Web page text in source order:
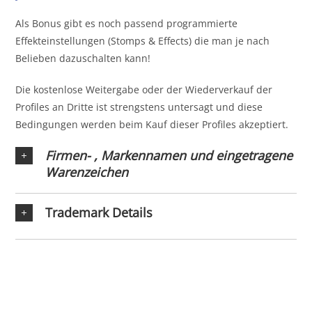
Als Bonus gibt es noch passend programmierte
Effekteinstellungen (Stomps & Effects) die man je nach
Belieben dazuschalten kann!
Die kostenlose Weitergabe oder der Wiederverkauf der
Profiles an Dritte ist strengstens untersagt und diese
Bedingungen werden beim Kauf dieser Profiles akzeptiert.
Firmen- , Markennamen und eingetragene
Warenzeichen
Trademark Details